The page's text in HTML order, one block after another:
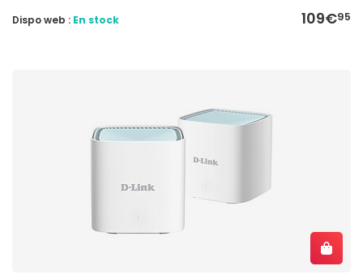
109€95
Dispo web : En stock